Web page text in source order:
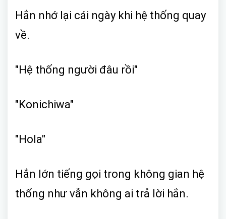
Hắn nhớ lại cái ngày khi hệ thống quay
về.
"Hệ thống người đâu rồi"
"Konichiwa"
"Hola"
Hắn lớn tiếng gọi trong không gian hệ
thống như vẫn không ai trả lời hắn.